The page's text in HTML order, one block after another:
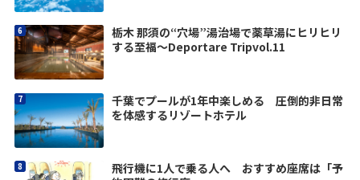
栃木 那須の“穴場”湯治場で薬草湯にヒリヒリ
する至福〜Deportare Tripvol.11
千葉でプールが1年中楽しめる 圧倒的非日常
を体感するリゾートホテル
飛行機に1人で乗る人へ おすすめ座席は「予